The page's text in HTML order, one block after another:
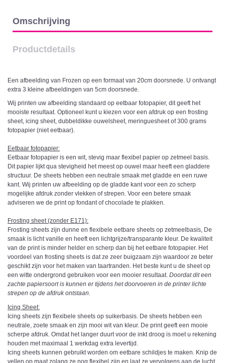
Omschrijving
Productdetails
Een afbeelding van Frozen op een formaat van 20cm doorsnede. U ontvangt
extra 3 kleine afbeeldingen van 5cm doorsnede.
Wij printen uw afbeelding standaard op eetbaar fotopapier, dit geeft het
mooiste resultaat. Optioneel kunt u kiezen voor een afdruk op een frosting
sheet, icing sheet, dubbeldikke ouwelsheet, meringuesheet of 300 grams
fotopapier (niet eetbaar).
Eetbaar fotopapier:
Eetbaar fotopapier is een wit, stevig maar flexibel papier op zetmeel basis.
Dit papier lijkt qua stevigheid het meest op ouwel maar heeft een gladdere
structuur. De sheets hebben een neutrale smaak met gladde en een ruwe
kant. Wij printen uw afbeelding op de gladde kant voor een zo scherp
mogelijke afdruk zonder vlekken of strepen. Voor een betere smaak
adviseren we de print op fondant of chocolade te plakken.
Frosting sheet (zonder E171):
Frosting sheets zijn dunne en flexibele eetbare sheets op zetmeelbasis, De
smaak is licht vanille en heeft een lichtgrijze/transparante kleur. De kwaliteit
van de print is minder helder en scherp dan bij het eetbare fotopapier. Het
voordeel van frosting sheets is dat ze zeer buigzaam zijn waardoor ze beter
geschikt zijn voor het maken van taartranden. Het beste kunt u de sheet op
een witte ondergrond gebruiken voor een mooier resultaat. Doordat dit een
zachte papiersoort is kunnen er tijdens het doorvoeren in de printer lichte
strepen op de afdruk ontstaan.
Icing Sheet:
Icing sheets zijn flexibele sheets op suikerbasis. De sheets hebben een
neutrale, zoete smaak en zijn mooi wit van kleur. De print geeft een mooie
scherpe afdruk. Omdat het langer duurt voor de inkt droog is moet u rekening
houden met maximaal 1 werkdag extra levertijd.
Icing sheets kunnen gebruikt worden om eetbare schildjes te maken. Knip de
vellen op maat zolang ze nog flexibel zijn en laat ze vervolgens aan de lucht